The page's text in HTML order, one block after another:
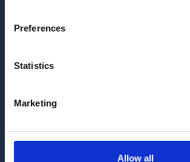
Preferences
Statistics
Marketing
Allow all
+385 21 880 440